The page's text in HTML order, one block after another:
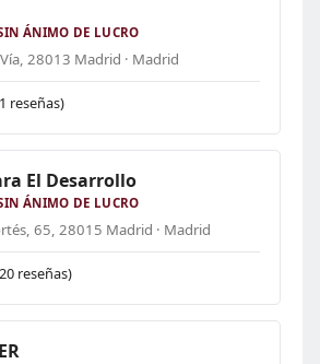
ÁNIMO DE LUCRO
28013 Madrid · Madrid
reseñas)
El Desarrollo
ÁNIMO DE LUCRO
65, 28015 Madrid · Madrid
reseñas)